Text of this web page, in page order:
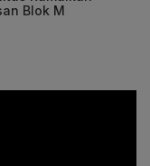
Blok M